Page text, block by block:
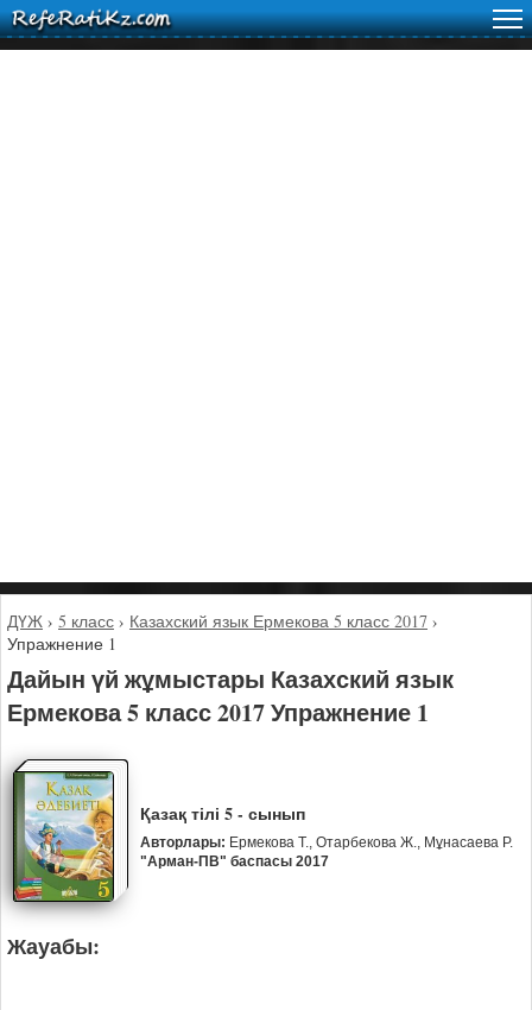
ДҮЖ › 5 класс › Казахский язык Ермекова 5 класс 2017 ›
Упражнение 1
Дайын үй жұмыстары Казахский язык
Ермекова 5 класс 2017 Упражнение 1
Қазақ тілі 5 - сынып
Авторлары: Ермекова Т., Отарбекова Ж., Мұнасаева Р.
"Арман-ПВ" баспасы 2017
Жауабы: